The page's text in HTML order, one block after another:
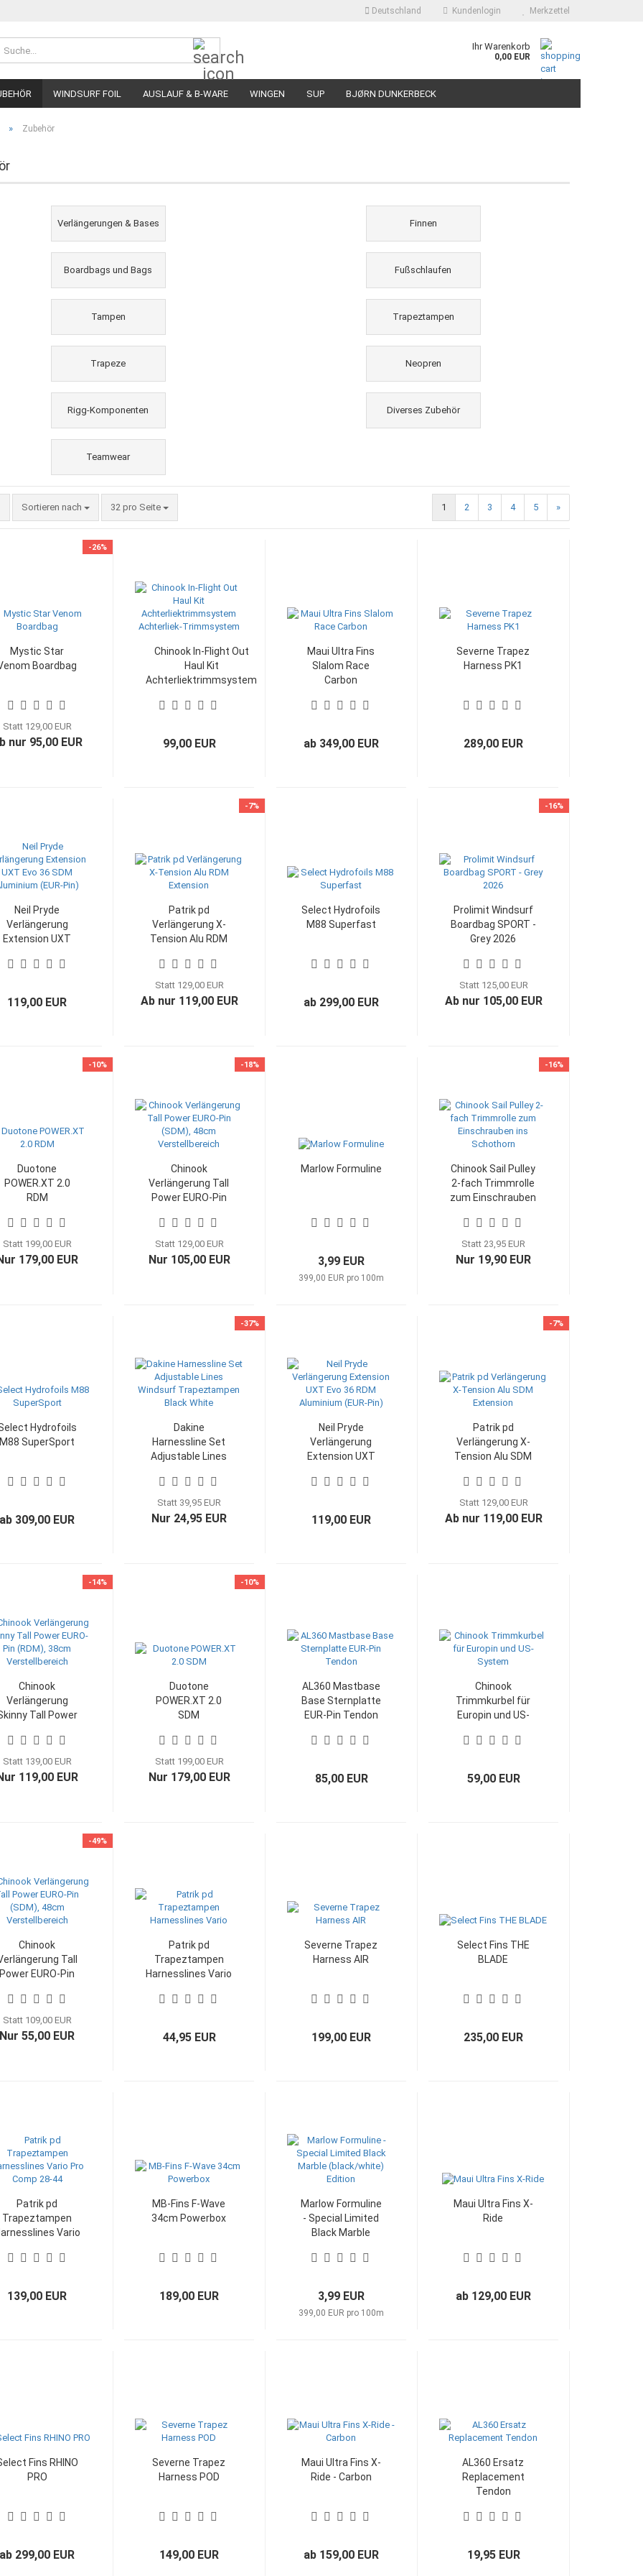
Deutschland Kundenlogin Merkzettel
Ihr Warenkorb
0,00 EUR
WINDSURF FOIL AUSLAUF & B-WARE WINGEN SUP BJØRN DUNKERBECK
» Zubehör
Verlängerungen & Bases Finnen
Boardbags und Bags Fußschlaufen
Tampen Trapeztampen
Trapeze Neopren
Rigg-Komponenten Diverses Zubehör
Teamwear
Sortieren nach
Sortieren nach 32 pro Seite
pro Seite 1 2 3 4 5 »
-26%
Mystic Star
Boardbag
Statt 129,00 EUR
nur 95,00 EUR
Chinook In-Flight Out
Haul Kit
Achterliektrimmsystem
Trimmsystem
99,00 EUR
Maui Ultra Fins
Slalom Race
Carbon
ab 349,00 EUR
Severne Trapez
Harness PK1
289,00 EUR
Neil Pryde
Verlängerung
Extension UXT
(EUR-
119,00 EUR
-7%
Patrik pd
Verlängerung X-
Tension Alu RDM
Statt 129,00 EUR
Ab nur 119,00 EUR
Select Hydrofoils
M88 Superfast
ab 299,00 EUR
-16%
Prolimit Windsurf
Boardbag SPORT -
Grey 2026
Statt 125,00 EUR
Ab nur 105,00 EUR
-10%
Duotone
POWER.XT 2.0
RDM
Statt 199,00 EUR
179,00 EUR
-18%
Chinook
Verlängerung Tall
Power EURO-Pin
Verstellbereich
Statt 129,00 EUR
Nur 105,00 EUR
Marlow Formuline
3,99 EUR
399,00 EUR pro 100m
-16%
Chinook Sail Pulley
2-fach Trimmrolle
zum Einschrauben
Statt 23,95 EUR
Nur 19,90 EUR
Hydrofoils
M88 SuperSport
ab 309,00 EUR
-37%
Dakine
Harnessline Set
Adjustable Lines
Trapeztampen
Black White
Statt 39,95 EUR
Nur 24,95 EUR
Neil Pryde
Verlängerung
Extension UXT
Aluminium (EUR-
119,00 EUR
-7%
Patrik pd
Verlängerung X-
Tension Alu SDM
Statt 129,00 EUR
Ab nur 119,00 EUR
-14%
Chinook
Verlängerung
Tall Power
38cm
Verstellbereich
Statt 139,00 EUR
119,00 EUR
-10%
Duotone
POWER.XT 2.0
SDM
Statt 199,00 EUR
Nur 179,00 EUR
AL360 Mastbase
Base Sternplatte
EUR-Pin Tendon
85,00 EUR
Chinook
Trimmkurbel für
Europin und US-
59,00 EUR
-49%
Chinook
Tall
Power EURO-Pin
Verstellbereich
Statt 109,00 EUR
Nur 55,00 EUR
Patrik pd
Trapeztampen
Harnesslines Vario
44,95 EUR
Severne Trapez
Harness AIR
199,00 EUR
Select Fins THE
BLADE
235,00 EUR
Patrik pd
Trapeztampen
Vario
139,00 EUR
MB-Fins F-Wave
34cm Powerbox
189,00 EUR
Marlow Formuline
- Special Limited
Black Marble
Edition
3,99 EUR
399,00 EUR pro 100m
Maui Ultra Fins X-
Ride
ab 129,00 EUR
Fins RHINO
PRO
ab 299,00 EUR
Severne Trapez
Harness POD
149,00 EUR
Maui Ultra Fins X-
Ride - Carbon
ab 159,00 EUR
AL360 Ersatz
Replacement
Tendon
19,95 EUR